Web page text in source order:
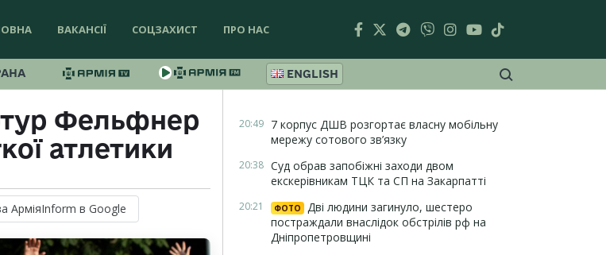
ВАКАНСІЇ СОЦЗАХИСТ ПРО НАС
ENGLISH
Фельфнер
атлетики
АрміяInform в Google
20:49 7 корпус ДШВ розгортає власну мобільну
мережу сотового зв’язку
20:38 Суд обрав запобіжні заходи двом
екскерівникам ТЦК та СП на Закарпатті
20:21 ФОТО
Дві людини загинуло, шестеро
постраждали внаслідок обстрілів рф на
Дніпропетровщині